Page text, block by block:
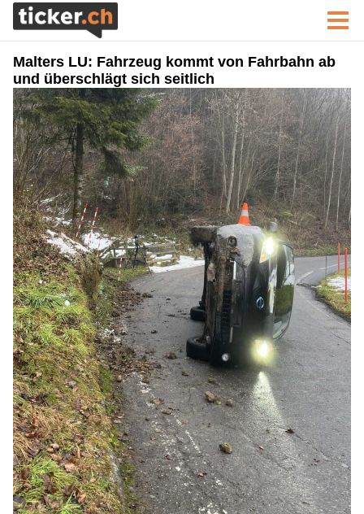
Malters LU: Fahrzeug kommt von Fahrbahn ab
und überschlägt sich seitlich